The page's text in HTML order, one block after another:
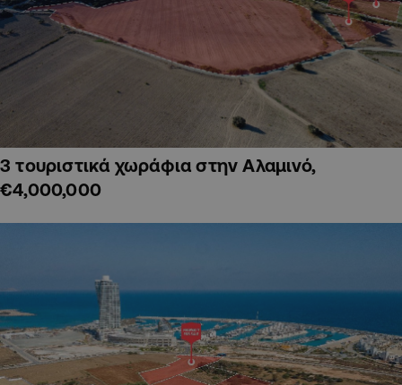
3 τουριστικά χωράφια στην Αλαμινό,
€4,000,000